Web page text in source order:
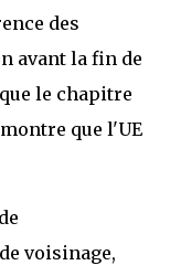
des
avant la fin de
le chapitre
que l'UE
voisinage,